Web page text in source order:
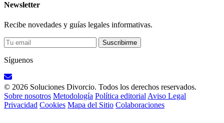
Newsletter
Recibe novedades y guías legales informativas.
Suscribirme
Síguenos
© 2026 Soluciones Divorcio. Todos los derechos reservados.
Sobre nosotros Metodología Política editorial Aviso Legal
Privacidad Cookies Mapa del Sitio Colaboraciones